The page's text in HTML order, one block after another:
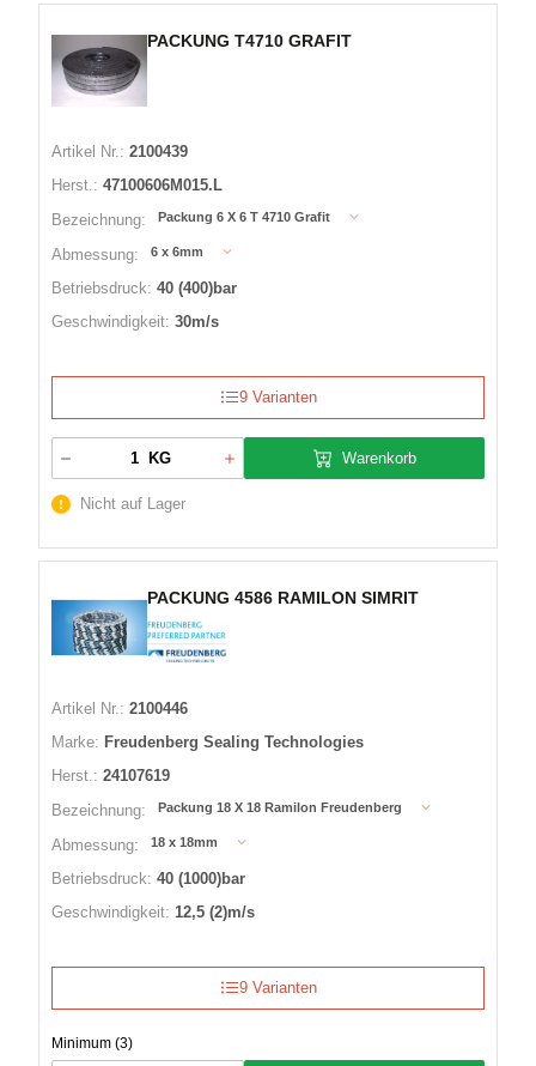
PACKUNG T4710 GRAFIT
Artikel Nr.: 2100439
Herst.: 47100606M015.L
Bezeichnung:
Packung 6 X 6 T 4710 Grafit
Abmessung: 6 x 6mm
Betriebsdruck: 40 (400)bar
Geschwindigkeit: 30m/s
9 Varianten
KG Warenkorb
Nicht auf Lager
PACKUNG 4586 RAMILON SIMRIT
Artikel Nr.: 2100446
Marke: Freudenberg Sealing Technologies
Herst.: 24107619
Bezeichnung:
Packung 18 X 18 Ramilon Freudenberg
Abmessung: 18 x 18mm
Betriebsdruck: 40 (1000)bar
Geschwindigkeit: 12,5 (2)m/s
9 Varianten
Minimum (3)